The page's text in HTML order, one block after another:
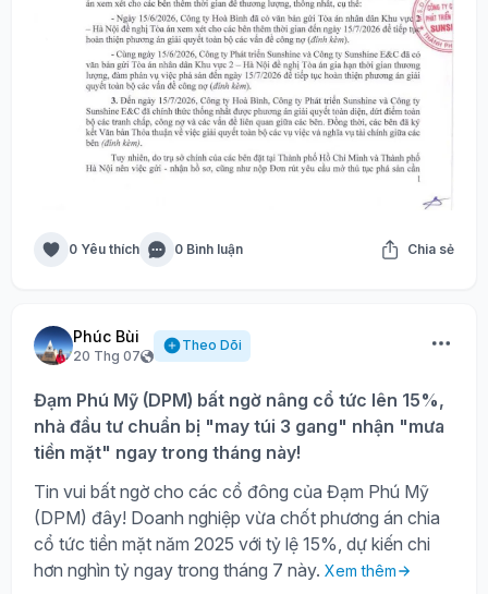
0 Yêu thích 0 Bình luận Chia sẻ
Phúc Bùi
20 Thg 07
Theo Dõi
Đạm Phú Mỹ (DPM) bất ngờ nâng cổ tức lên 15%,
nhà đầu tư chuẩn bị "may túi 3 gang" nhận "mưa
tiền mặt" ngay trong tháng này!
Tin vui bất ngờ cho các cổ đông của Đạm Phú Mỹ
(DPM) đây! Doanh nghiệp vừa chốt phương án chia
cổ tức tiền mặt năm 2025 với tỷ lệ 15%, dự kiến chi
hơn nghìn tỷ ngay trong tháng 7 này. Xem thêm